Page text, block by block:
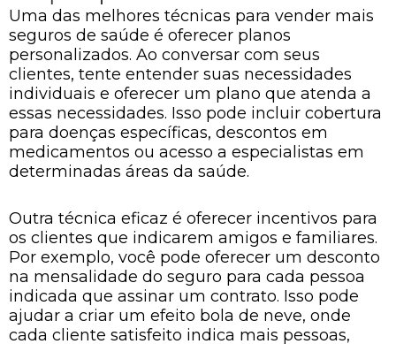
Uma das melhores técnicas para vender mais
seguros de saúde é oferecer planos
personalizados. Ao conversar com seus
clientes, tente entender suas necessidades
individuais e oferecer um plano que atenda a
essas necessidades. Isso pode incluir cobertura
para doenças específicas, descontos em
medicamentos ou acesso a especialistas em
determinadas áreas da saúde.
Outra técnica eficaz é oferecer incentivos para
os clientes que indicarem amigos e familiares.
Por exemplo, você pode oferecer um desconto
na mensalidade do seguro para cada pessoa
indicada que assinar um contrato. Isso pode
ajudar a criar um efeito bola de neve, onde
cada cliente satisfeito indica mais pessoas,